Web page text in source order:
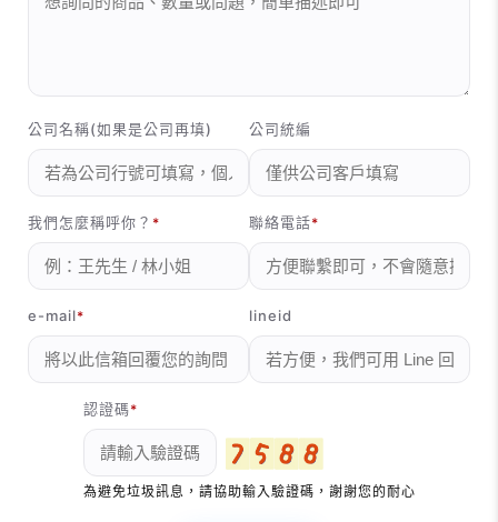
公司名稱(如果是公司再填) 公司統編
我們怎麼稱呼你？ 聯絡電話
e-mail lineid
認證碼
為避免垃圾訊息，請協助輸入驗證碼，謝謝您的耐心